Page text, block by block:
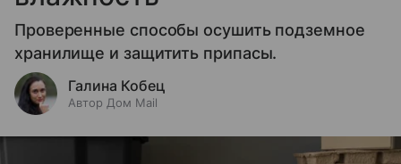
Проверенные способы осушить подземное
хранилище и защитить припасы.
Галина Кобец
Автор Дом Mail